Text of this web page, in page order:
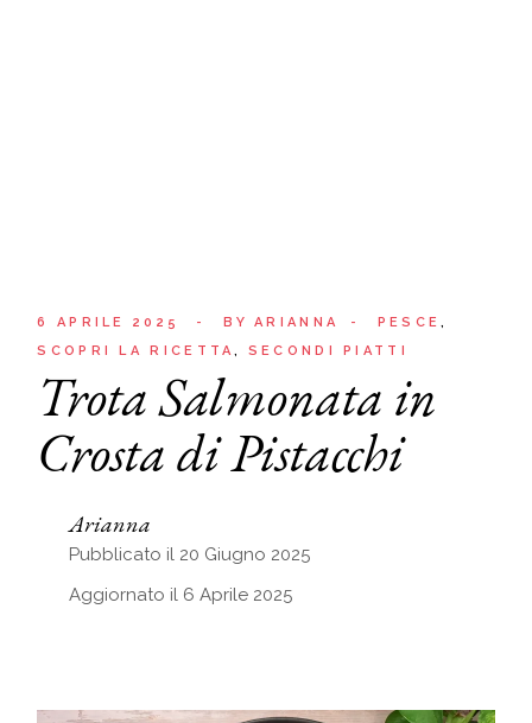
6 APRILE 2025 BY ARIANNA
PESCE
SCOPRI LA RICETTA
SECONDI PIATTI
Trota Salmonata in
Crosta di Pistacchi
Arianna
Pubblicato il 20 Giugno 2025
Aggiornato il 6 Aprile 2025